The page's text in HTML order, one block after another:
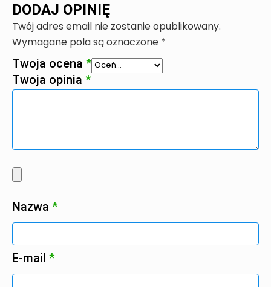
DODAJ OPINIĘ
Twój adres email nie zostanie opublikowany.
Wymagane pola są oznaczone*
Twoja ocena *
Twoja opinia *
Nazwa *
E-mail *